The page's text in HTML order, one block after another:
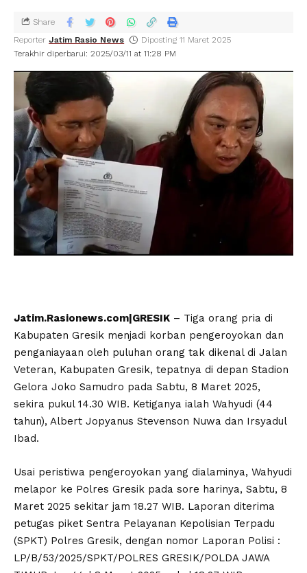
Terakhir diperbarui: 2025/03/11 at 11:28 PM
Reporter Jatim Rasio News Diposting 11 Maret 2025
Share
Jatim.Rasionews.com|GRESIK – Tiga orang pria di
Kabupaten Gresik menjadi korban pengeroyokan dan
penganiayaan oleh puluhan orang tak dikenal di Jalan
Veteran, Kabupaten Gresik, tepatnya di depan Stadion
Gelora Joko Samudro pada Sabtu, 8 Maret 2025,
sekira pukul 14.30 WIB. Ketiganya ialah Wahyudi (44
tahun), Albert Jopyanus Stevenson Nuwa dan Irsyadul
Ibad.
Usai peristiwa pengeroyokan yang dialaminya, Wahyudi
melapor ke Polres Gresik pada sore harinya, Sabtu, 8
Maret 2025 sekitar jam 18.27 WIB. Laporan diterima
petugas piket Sentra Pelayanan Kepolisian Terpadu
(SPKT) Polres Gresik, dengan nomor Laporan Polisi :
LP/B/53/2025/SPKT/POLRES GRESIK/POLDA JAWA